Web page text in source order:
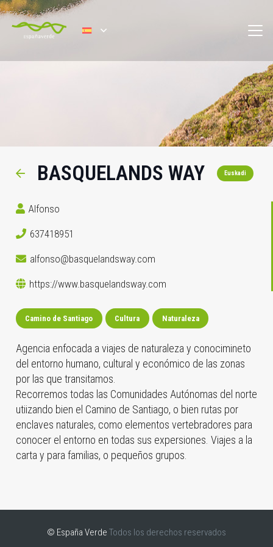
BASQUELANDS WAY Euskadi
Alfonso
637418951
alfonso@basquelandsway.com
https://www.basquelandsway.com
Camino de Santiago Cultura Naturaleza
Agencia enfocada a viajes de naturaleza y conocimineto
del entorno humano, cultural y económico de las zonas
por las que transitamos.
Recorremos todas las Comunidades Autónomas del norte
utiizando bien el Camino de Santiago, o bien rutas por
enclaves naturales, como elementos vertebradores para
conocer el entorno en todas sus expersiones. Viajes a la
carta y para familias, o pequeños grupos.
© España Verde Todos los derechos reservados